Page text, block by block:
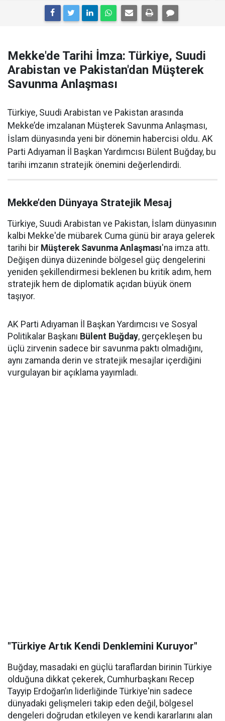
Mekke'de Tarihi İmza: Türkiye, Suudi
Arabistan ve Pakistan'dan Müşterek
Savunma Anlaşması
Türkiye, Suudi Arabistan ve Pakistan arasında
Mekke’de imzalanan Müşterek Savunma Anlaşması,
İslam dünyasında yeni bir dönemin habercisi oldu. AK
Parti Adıyaman İl Başkan Yardımcısı Bülent Buğday, bu
tarihi imzanın stratejik önemini değerlendirdi.
Mekke’den Dünyaya Stratejik Mesaj
Türkiye, Suudi Arabistan ve Pakistan, İslam dünyasının
kalbi Mekke'de mübarek Cuma günü bir araya gelerek
tarihi bir Müşterek Savunma Anlaşması'na imza attı.
Değişen dünya düzeninde bölgesel güç dengelerini
yeniden şekillendirmesi beklenen bu kritik adım, hem
stratejik hem de diplomatik açıdan büyük önem
taşıyor.
AK Parti Adıyaman İl Başkan Yardımcısı ve Sosyal
Politikalar Başkanı Bülent Buğday, gerçekleşen bu
üçlü zirvenin sadece bir savunma paktı olmadığını,
aynı zamanda derin ve stratejik mesajlar içerdiğini
vurgulayan bir açıklama yayımladı.
"Türkiye Artık Kendi Denklemini Kuruyor"
Buğday, masadaki en güçlü taraflardan birinin Türkiye
olduğuna dikkat çekerek, Cumhurbaşkanı Recep
Tayyip Erdoğan’ın liderliğinde Türkiye'nin sadece
dünyadaki gelişmeleri takip eden değil, bölgesel
dengeleri doğrudan etkileyen ve kendi kararlarını alan